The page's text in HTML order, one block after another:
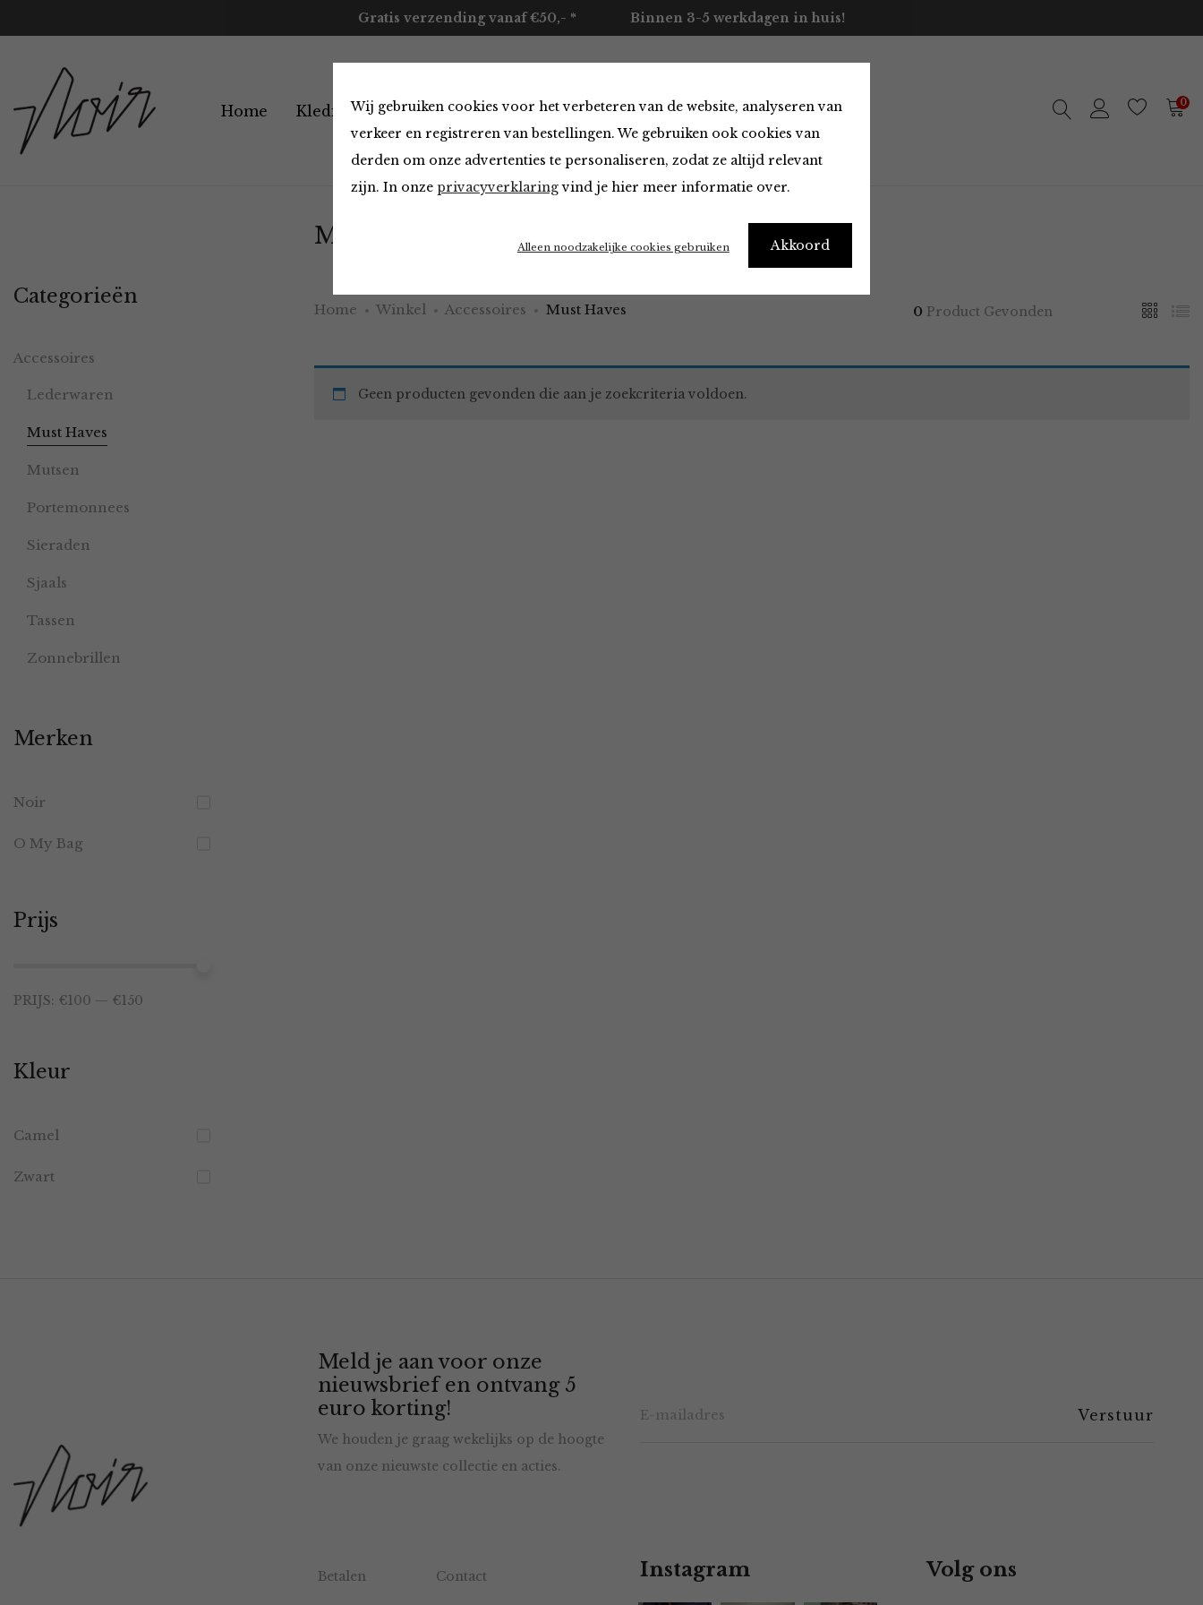
Wij gebruiken cookies voor het verbeteren van de website, analyseren van
verkeer en registreren van bestellingen. We gebruiken ook cookies van
derden om onze advertenties te personaliseren, zodat ze altijd relevant
zijn. In onze privacyverklaringvind je hier meer informatie over.
Akkoord
Alleen noodzakelijke cookies gebruiken
Gratis verzending vanaf €50,- * Binnen 3-5 werkdagen in huis!
Home Kleding Accessoires Merken Over ons Contact 0
Must Haves
Home Winkel Accessoires Must Haves 0 Product Gevonden
Geen producten gevonden die aan je zoekcriteria voldoen.
Categorieën
Accessoires
Lederwaren
Must Haves
Mutsen
Portemonnees
Sieraden
Sjaals
Tassen
Zonnebrillen
Merken
Noir
O My Bag
Prijs
PRIJS: €100 — €150
Kleur
Camel
Zwart
Meld je aan voor onze
nieuwsbrief en ontvang 5
euro korting!
We houden je graag wekelijks op de hoogte
van onze nieuwste collectie en acties.
Betalen Contact Instagram Volg ons